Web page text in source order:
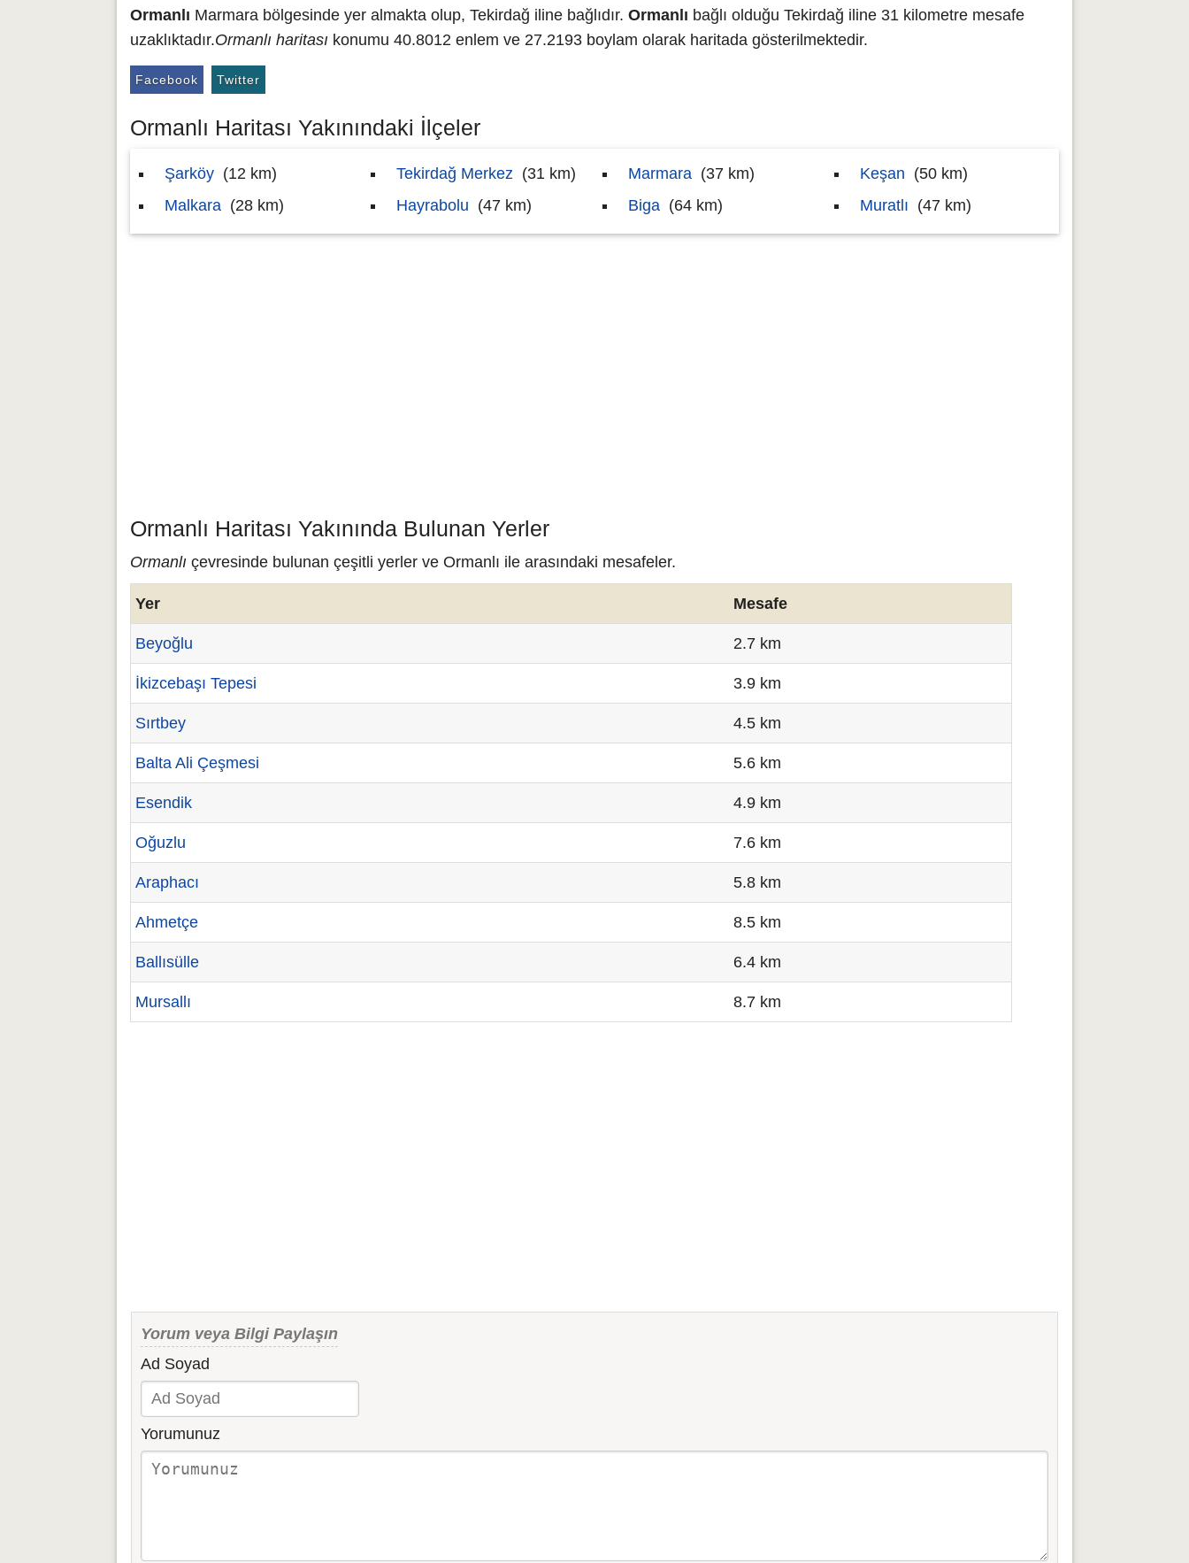
Ormanlı Marmara bölgesinde yer almakta olup, Tekirdağ iline bağlıdır. Ormanlı bağlı olduğu Tekirdağ iline 31 kilometre mesafe
uzaklıktadır.Ormanlı haritası konumu 40.8012 enlem ve 27.2193 boylam olarak haritada gösterilmektedir.
Facebook Twitter
Ormanlı Haritası Yakınındaki İlçeler
Şarköy (12 km)
Malkara (28 km)
Tekirdağ Merkez (31 km)
Hayrabolu (47 km)
Marmara (37 km)
Biga (64 km)
Keşan (50 km)
Muratlı (47 km)
Ormanlı Haritası Yakınında Bulunan Yerler
Ormanlı çevresinde bulunan çeşitli yerler ve Ormanlı ile arasındaki mesafeler.
Yer Mesafe
Beyoğlu 2.7 km
İkizcebaşı Tepesi 3.9 km
Sırtbey 4.5 km
Balta Ali Çeşmesi 5.6 km
Esendik 4.9 km
Oğuzlu 7.6 km
Araphacı 5.8 km
Ahmetçe 8.5 km
Ballısülle 6.4 km
Mursallı 8.7 km
Yorum veya Bilgi Paylaşın
Ad Soyad
Yorumunuz